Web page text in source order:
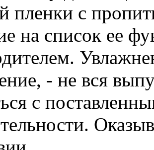
пленки с
на список ее
- не вся
с